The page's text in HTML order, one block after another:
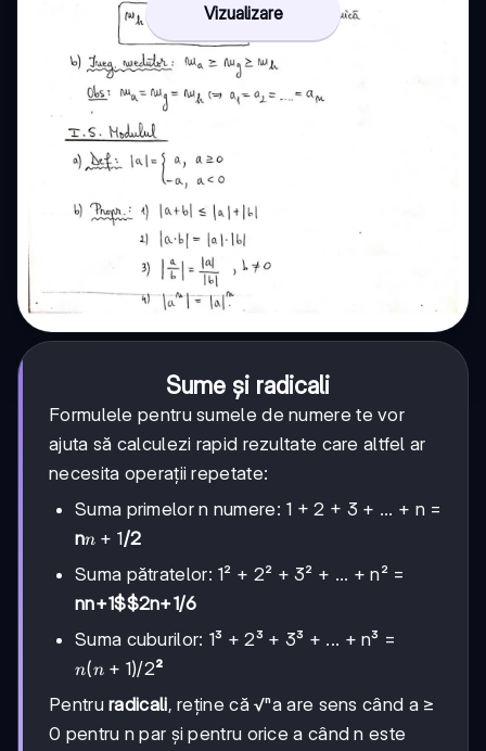
Vizualizare
Sume și radicali
Formulele pentru sumele de numere te vor
ajuta să calculezi rapid rezultate care altfel ar
necesita operații repetate:
Suma primelor n numere: 1 + 2 + 3 + ... + n =
nn+1
n + 1/2
Suma pătratelor: 1² + 2² + 3² + ... + n² =
nn+1$$2n+1/6
Suma cuburilor: 1³ + 2³ + 3³ + ... + n³ =
n(n+1)/2
n(n + 1)/2²
Pentruradicali, reține că √ⁿa are sens când a ≥
0 pentru n par și pentru orice a când n este